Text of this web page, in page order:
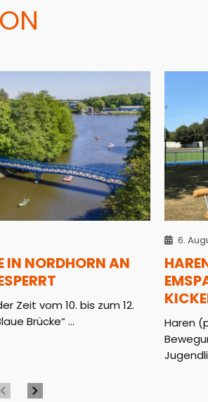
IN NORDHORN AN
Zeit vom 10. bis zum 12.
Brücke“ ...
6.
Haren